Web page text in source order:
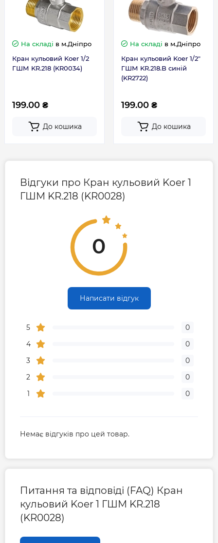
Матеріал корпусу
Латунь CW617N
нікельована
Гарантія виробника, міс 120
Контакти сервісного
0-800-301-755; +38 (067)
490-06-55
На складі в м.Дніпро
Кран кульовий Koer 1/2
ГШМ KR.218 (KR0034)
199.00 ₴
До кошика
На складі в м.Дніпро
Кран кульовий Koer 1/2"
ГШМ KR.218.B синій
(KR2722)
199.00 ₴
До кошика
Відгуки про Кран кульовий Koer 1
ГШМ KR.218 (KR0028)
0
Написати відгук
5
0
4
0
3
0
2
0
1
0
Немає відгуків про цей товар.
Питання та відповіді (FAQ) Кран
кульовий Koer 1 ГШМ KR.218
(KR0028)